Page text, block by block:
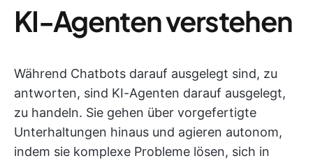
KI-Agenten verstehen
Während Chatbots darauf ausgelegt sind, zu
antworten, sind KI-Agenten darauf ausgelegt,
zu handeln. Sie gehen über vorgefertigte
Unterhaltungen hinaus und agieren autonom,
indem sie komplexe Probleme lösen, sich in